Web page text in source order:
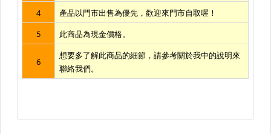
【濾鏡】B+W
【濾鏡】CANON、LEE、其他
配件_ 接寫、遮光罩、鏡蓋
配件_ 垂直把手 / 電池把手